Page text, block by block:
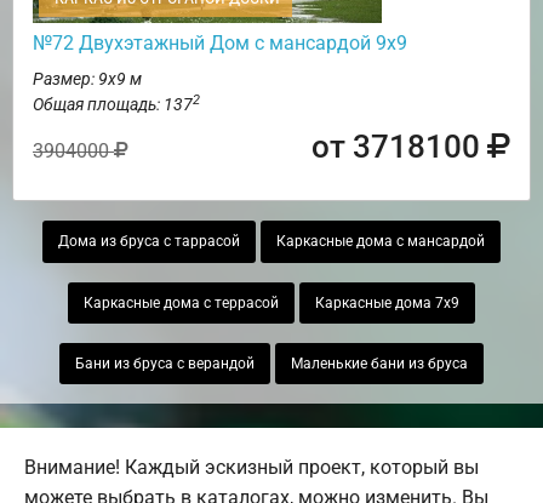
№72 Двухэтажный Дом с мансардой 9х9
Размер: 9х9 м
Общая площадь: 1372
3904000 от 3718100
Дома из бруса с таррасой Каркасные дома с мансардой
Каркасные дома с террасой Каркасные дома 7х9
Бани из бруса с верандой Маленькие бани из бруса
Внимание! Каждый эскизный проект, который вы
можете выбрать в каталогах, можно изменить. Вы